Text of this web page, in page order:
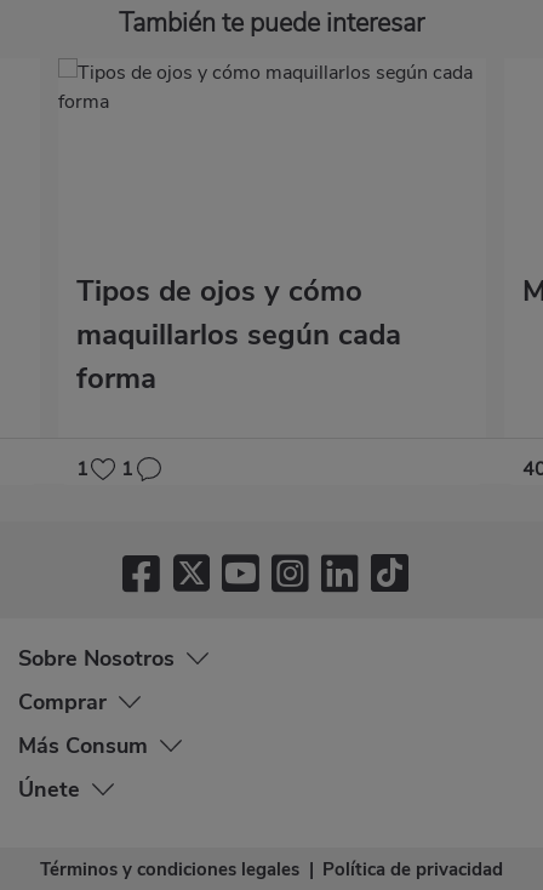
También te puede interesar
Tipos de ojos y cómo
maquillarlos según cada
forma
1 1
Sobre Nosotros
Comprar
Más Consum
Únete
Términos y condiciones legales | Política de privacidad